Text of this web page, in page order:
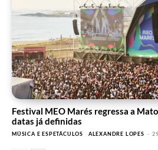
Festival MEO Marés regressa a
datas já definidas
MÚSICA E ESPETÁCULOS ALEXANDRE LOPES -